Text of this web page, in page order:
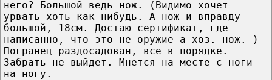
него? Большой ведь нож. (Видимо хочет
урвать хоть как-нибудь. А нож и вправду
большой, 18см. Достаю сертификат, где
написанно, что это не оружие а хоз. нож. )
Погранец раздосадован, все в порядке.
Забрать не выйдет. Мнется на месте с ноги
на ногу.